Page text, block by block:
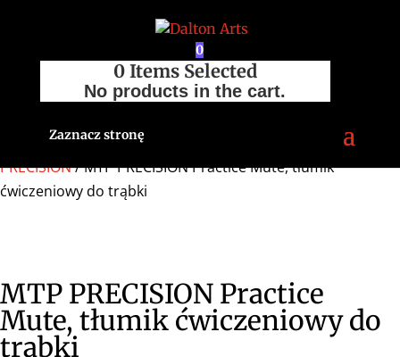
0
0 Items Selected
No products in the cart.
Zaznacz stronę
Strona główna/Sklep
PRECISION/ MTP PRECISION Practice Mute, tłumik
ćwiczeniowy do trąbki
MTP PRECISION Practice
Mute, tłumik ćwiczeniowy do
trąbki